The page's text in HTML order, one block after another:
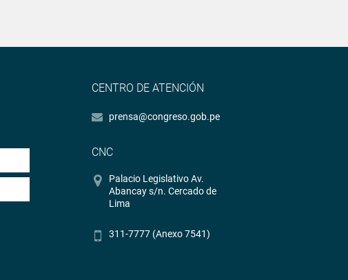
CENTRO DE ATENCIÓN
prensa@congreso.gob.pe
CNC
Palacio Legislativo Av.
Abancay s/n. Cercado de
Lima
311-7777 (Anexo 7541)